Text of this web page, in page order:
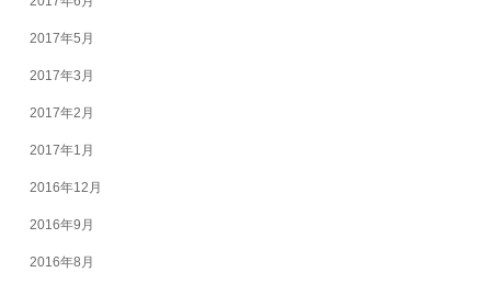
2017年5月
2017年3月
2017年2月
2017年1月
2016年12月
2016年9月
2016年8月